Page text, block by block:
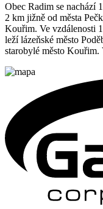
Obec Radim se nachází
2 km jižně od města
Kouřim. Ve vzdálenosti
leží lázeňské město
starobylé město